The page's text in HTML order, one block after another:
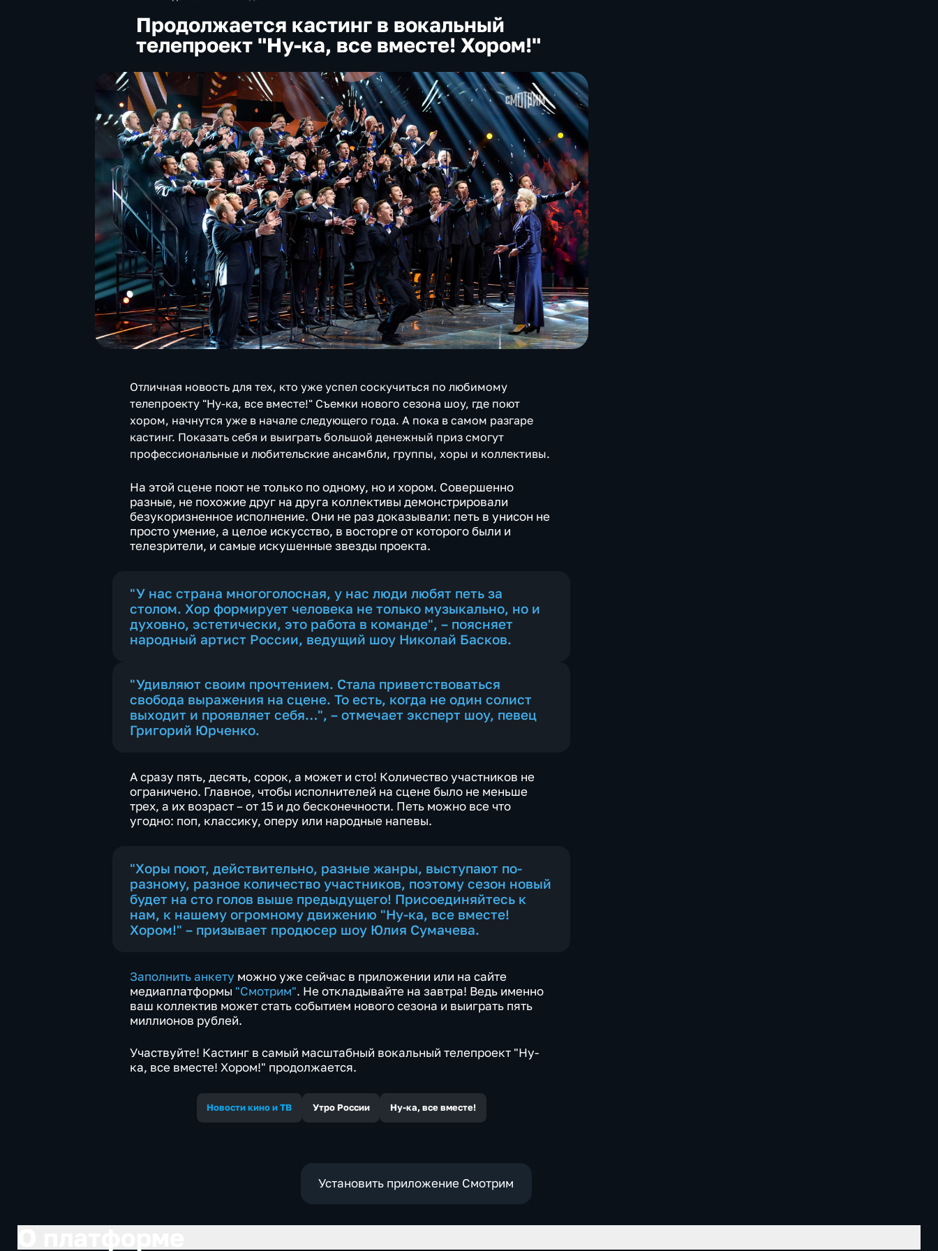
Продолжается кастинг в вокальный
телепроект "Ну-ка, все вместе! Хором!"
Отличная новость для тех, кто уже успел соскучиться по любимому
телепроекту "Ну-ка, все вместе!" Съемки нового сезона шоу, где поют
хором, начнутся уже в начале следующего года. А пока в самом разгаре
кастинг. Показать себя и выиграть большой денежный приз смогут
профессиональные и любительские ансамбли, группы, хоры и коллективы.
На этой сцене поют не только по одному, но и хором. Совершенно
разные, не похожие друг на друга коллективы демонстрировали
безукоризненное исполнение. Они не раз доказывали: петь в унисон не
просто умение, а целое искусство, в восторге от которого были и
телезрители, и самые искушенные звезды проекта.
"У нас страна многоголосная, у нас люди любят петь за
столом. Хор формирует человека не только музыкально, но и
духовно, эстетически, это работа в команде", – поясняет
народный артист России, ведущий шоу Николай Басков.
"Удивляют своим прочтением. Стала приветствоваться
свобода выражения на сцене. То есть, когда не один солист
выходит и проявляет себя…", – отмечает эксперт шоу, певец
Григорий Юрченко.
А сразу пять, десять, сорок, а может и сто! Количество участников не
ограничено. Главное, чтобы исполнителей на сцене было не меньше
трех, а их возраст – от 15 и до бесконечности. Петь можно все что
угодно: поп, классику, оперу или народные напевы.
"Хоры поют, действительно, разные жанры, выступают по-
разному, разное количество участников, поэтому сезон новый
будет на сто голов выше предыдущего! Присоединяйтесь к
нам, к нашему огромному движению "Ну-ка, все вместе!
Хором!" – призывает продюсер шоу Юлия Сумачева.
Заполнить анкету можно уже сейчас в приложении или на сайте
медиаплатформы "Смотрим". Не откладывайте на завтра! Ведь именно
ваш коллектив может стать событием нового сезона и выиграть пять
миллионов рублей.
Участвуйте! Кастинг в самый масштабный вокальный телепроект "Ну-
ка, все вместе! Хором!" продолжается.
Новости кино и ТВ Утро России Ну-ка, все вместе!
Установить приложение Смотрим